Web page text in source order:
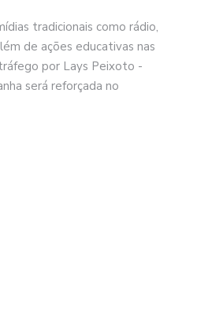
tradicionais como rádio,
de ações educativas nas
por Lays Peixoto -
será reforçada no